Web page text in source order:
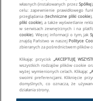
własnych (instalowanych przezSpółkę
celu: zapewnienie prawidłowego
przeglądania (techniczne pliki cookie
pliki cookie), a także wyświetlanie
w serwisach zewnętrznych i na
cookie). Więcej informacji o tym, jak
znajdą Państwo w naszejPolityce
zbieranych za pośrednictwem plików
Klikając przycisk „AKCEPTUJĘ
wszystkich rodzajów plików cookie
wyżej wymienionych celach. Klikając
swoimi preferencjami. Kliknięcie
domyślnych, co oznacza, że
działania strony.